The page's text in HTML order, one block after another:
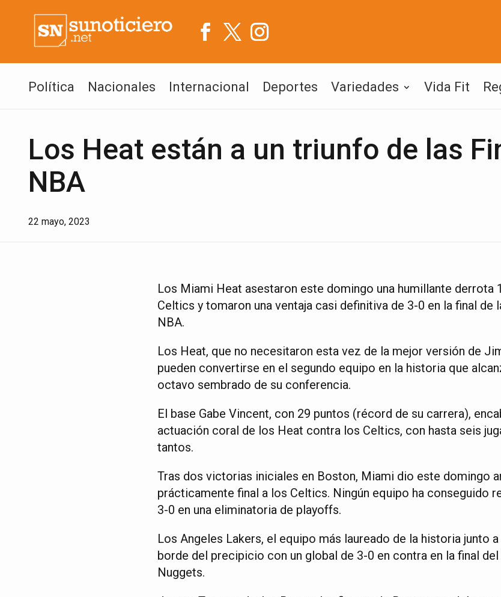
Política Nacionales Internacional Deportes Variedades Vida Fit
Los Heat están a un triunfo de las
NBA
22 mayo, 2023
Los Miami Heat asestaron este domingo una humillante derrota
Celtics y tomaron una ventaja casi definitiva de 3-0 en la final de
NBA.
Los Heat, que no necesitaron esta vez de la mejor versión de
pueden convertirse en el segundo equipo en la historia que
octavo sembrado de su conferencia.
El base Gabe Vincent, con 29 puntos (récord de su carrera),
actuación coral de los Heat contra los Celtics, con hasta seis
tantos.
Tras dos victorias iniciales en Boston, Miami dio este domingo
prácticamente final a los Celtics. Ningún equipo ha conseguido
3-0 en una eliminatoria de playoffs.
Los Angeles Lakers, el equipo más laureado de la historia junto
borde del precipicio con un global de 3-0 en contra en la final
Nuggets.